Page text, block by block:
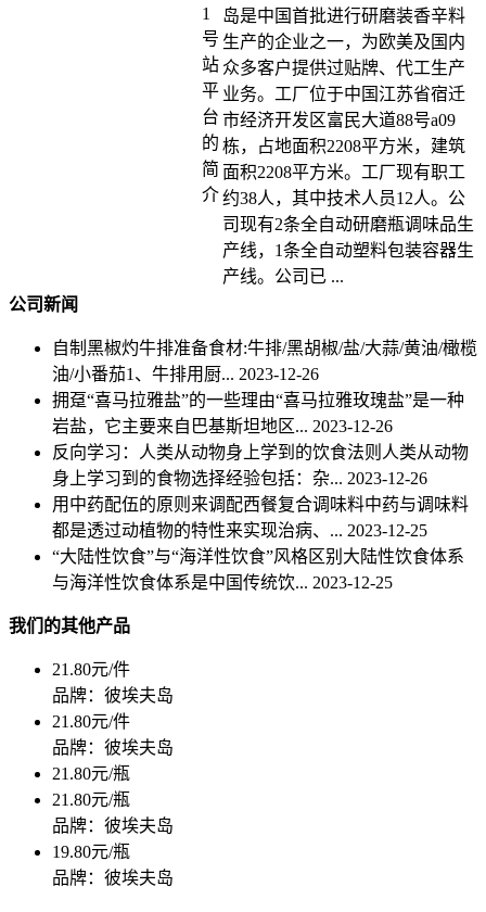
1
号
站
平
台
的
简
介
岛是中国首批进行研磨装香辛料
生产的企业之一，为欧美及国内
众多客户提供过贴牌、代工生产
业务。工厂位于中国江苏省宿迁
市经济开发区富民大道88号a09
栋，占地面积2208平方米，建筑
面积2208平方米。工厂现有职工
约38人，其中技术人员12人。公
司现有2条全自动研磨瓶调味品生
产线，1条全自动塑料包装容器生
产线。公司已 ...
公司新闻
自制黑椒灼牛排准备食材:牛排/黑胡椒/盐/大蒜/黄油/橄榄
油/小番茄1、牛排用厨... 2023-12-26
拥趸“喜马拉雅盐”的一些理由“喜马拉雅玫瑰盐”是一种
岩盐，它主要来自巴基斯坦地区... 2023-12-26
反向学习：人类从动物身上学到的饮食法则人类从动物
身上学习到的食物选择经验包括：杂... 2023-12-26
用中药配伍的原则来调配西餐复合调味料中药与调味料
都是透过动植物的特性来实现治病、... 2023-12-25
“大陆性饮食”与“海洋性饮食”风格区别大陆性饮食体系
与海洋性饮食体系是中国传统饮... 2023-12-25
我们的其他产品
21.80元/件
品牌：彼埃夫岛
21.80元/件
品牌：彼埃夫岛
21.80元/瓶
21.80元/瓶
品牌：彼埃夫岛
19.80元/瓶
品牌：彼埃夫岛